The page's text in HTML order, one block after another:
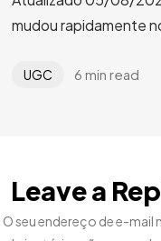
mudou rapidamente
UGC 6 min read
Leave a
O seu endereço de e-mail